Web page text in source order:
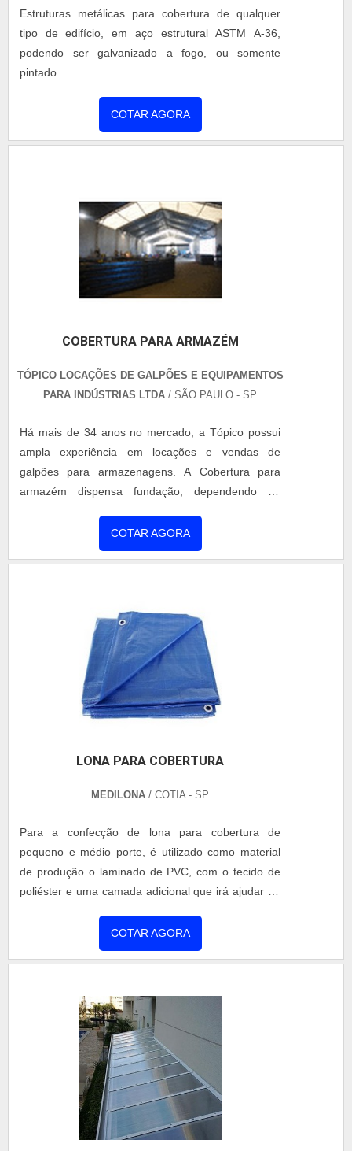
busca a satisfação do cliente. A Coberzip é uma
empresa que tem sido preferência no segmento
pela idoneidade em tudo que faz, comprovando sua
essência de trazer o melhor para os parceiros.
Estruturas metálicas para cobertura de qualquer
tipo de edifício, em aço estrutural ASTM A-36,
podendo ser galvanizado a fogo, ou somente
pintado.
COTAR AGORA
COBERTURA PARA ARMAZÉM
TÓPICO LOCAÇÕES DE GALPÕES E EQUIPAMENTOS
PARA INDÚSTRIAS LTDA / SÃO PAULO - SP
Há mais de 34 anos no mercado, a Tópico possui
ampla experiência em locações e vendas de
galpões para armazenagens. A Cobertura para
armazém dispensa fundação, dependendo da
40 anos. Tem montagem rápida e segurae vão
totalmente livre: melhor aproveitamento do espaço
para armazém tem um sistema de construção que
COTAR AGORA
LONA PARA COBERTURA
MEDILONA / COTIA - SP
Para a confecção de lona para cobertura de
pequeno e médio porte, é utilizado como material
de produção o laminado de PVC, com o tecido de
poliéster e uma camada adicional que irá ajudar no
contra rasgos e altas temperaturas. Benefícios do
trações, Aditivos es....
COTAR AGORA